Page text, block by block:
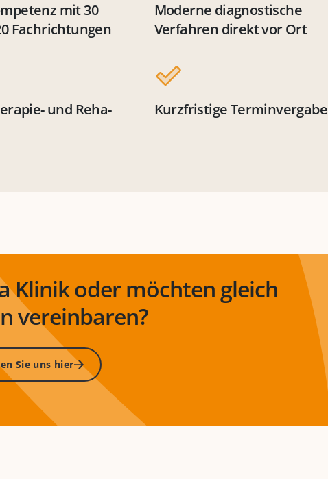
mit 30
Fachrichtungen
Moderne diagnostische
Verfahren direkt vor Ort
und Reha-
Kurzfristige Terminvergabe
Klinik oder möchten gleich
vereinbaren?
Sie uns hier